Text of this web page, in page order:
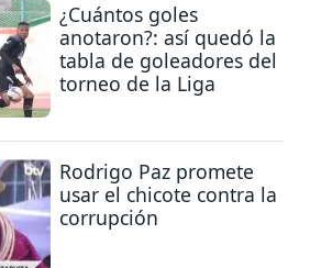
¿Cuántos goles
anotaron?: así quedó la
tabla de goleadores del
torneo de la Liga
Rodrigo Paz promete
usar el chicote contra la
corrupción